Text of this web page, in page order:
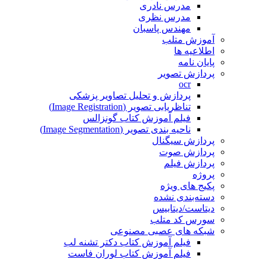
مدرس نادری
مدرس نظری
مهندس پاسبان
آموزش متلب
اطلاعیه ها
پایان نامه
پردازش تصویر
ocr
پردازش و تحلیل تصاویر پزشکی
تناظریابی تصویر (Image Registration)
فیلم آموزش کتاب گونزالس
ناحیه بندی تصویر (Image Segmentation)
پردازش سیگنال
پردازش صوت
پردازش فیلم
پروژه
پکیج های ویژه
دسته‌بندی نشده
دیتاست/دیتابیس
سورس کد متلب
شبکه های عصبی مصنوعی
فیلم آموزش کتاب دکتر تشنه لب
فیلم آموزش کتاب لوران فاست